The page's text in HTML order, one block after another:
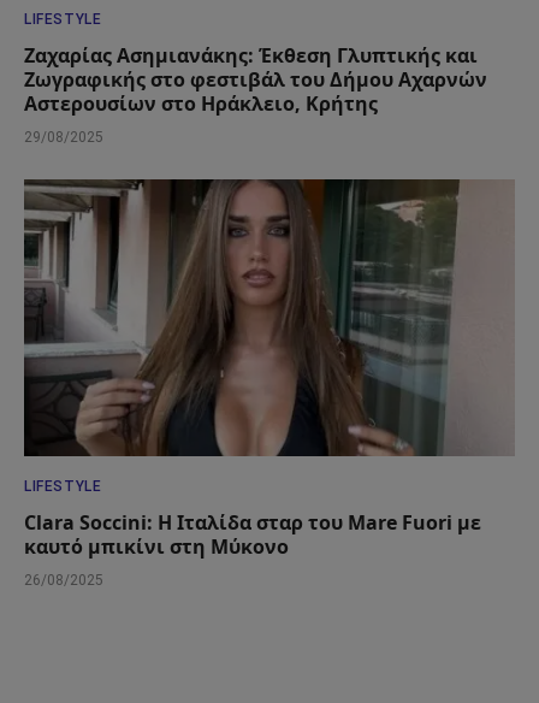
LIFESTYLE
Ζαχαρίας Ασημιανάκης: Έκθεση Γλυπτικής και
Ζωγραφικής στο φεστιβάλ του Δήμου Αχαρνών
Αστερουσίων στο Ηράκλειο, Κρήτης
29/08/2025
LIFESTYLE
Clara Soccini: Η Ιταλίδα σταρ του Mare Fuori με
καυτό μπικίνι στη Μύκονο
26/08/2025